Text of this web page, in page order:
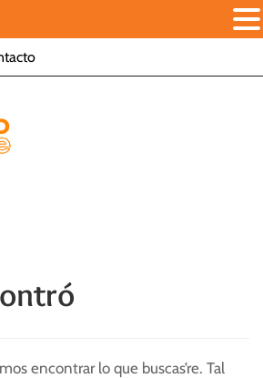
encontrar lo que buscas’re. Tal